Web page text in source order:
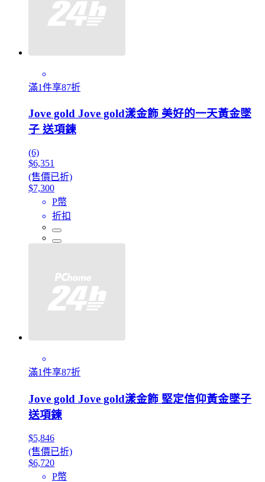
滿1件享87折
Jove gold Jove gold漾金飾 美好的一天黃金墜
子 送項鍊
(6)
$6,351
(售價已折)
$7,300
P幣
折扣
滿1件享87折
Jove gold Jove gold漾金飾 堅定信仰黃金墜子
送項鍊
$5,846
(售價已折)
$6,720
P幣